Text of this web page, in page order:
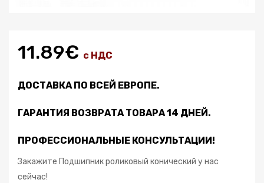
11.89€ с НДС
ДОСТАВКА ПО ВСЕЙ ЕВРОПЕ.
ГАРАНТИЯ ВОЗВРАТА ТОВАРА 14 ДНЕЙ.
ПРОФЕССИОНАЛЬНЫЕ КОНСУЛЬТАЦИИ!
Закажите Подшипник роликовый конический у нас
сейчас!